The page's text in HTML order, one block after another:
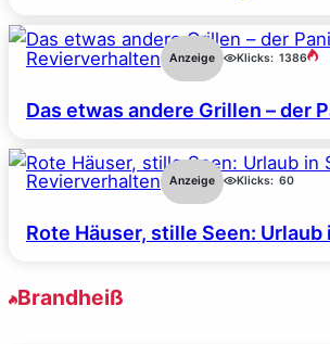
Revierverhalten Anzeige Klicks: 1386
Das etwas andere Grillen – der
Revierverhalten Anzeige Klicks: 60
Rote Häuser, stille Seen: Urlaub
Brandheiß